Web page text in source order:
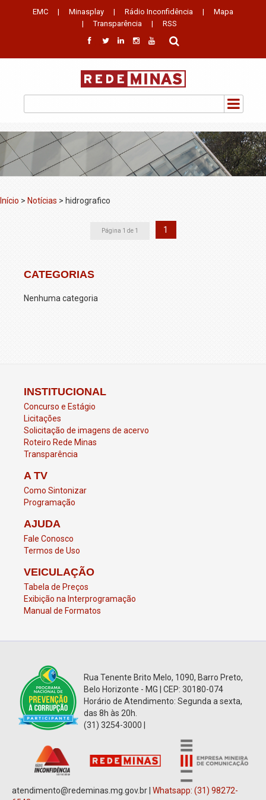
EMC | Minasplay | Rádio Inconfidência |
Mapa
|
Transparência | RSS
Início > Notícias > hidrografico
Página 1 de 1 1
CATEGORIAS
Nenhuma categoria
INSTITUCIONAL
Concurso e Estágio
Licitações
Solicitação de imagens de acervo
Roteiro Rede Minas
Transparência
ATV
Como Sintonizar
Programação
AJUDA
Fale Conosco
Termos de Uso
VEICULAÇÃO
Tabela de Preços
Exibição na Interprogramação
Manual de Formatos
Rua Tenente Brito Melo, 1090, Barro Preto,
Belo Horizonte - MG | CEP: 30180-074
Horário de Atendimento: Segunda a sexta,
das 8h às 20h.
(31) 3254-3000 |
atendimento@redeminas.mg.gov.br | Whatsapp: (31) 98272-